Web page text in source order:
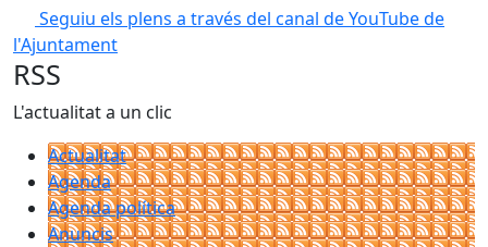
Seguiu els plens a través del canal de YouTube de
l'Ajuntament
RSS
L'actualitat a un clic
Actualitat
Agenda
Agenda política
Anuncis